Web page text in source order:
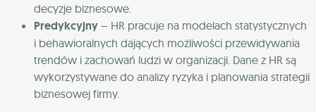
decyzje biznesowe.
Predykcyjny – HR pracuje na modelach statystycznych
i behawioralnych dających możliwości przewidywania
trendów i zachowań ludzi w organizacji. Dane z HR są
wykorzystywane do analizy ryzyka i planowania strategii
biznesowej firmy.